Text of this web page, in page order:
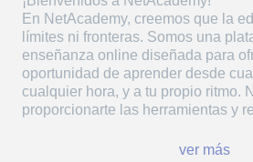
En NetAcademy, creemos que la
límites ni fronteras. Somos una
enseñanza online diseñada para
oportunidad de aprender desde
cualquier hora, y a tu propio ritmo.
proporcionarte las herramientas y
ver más